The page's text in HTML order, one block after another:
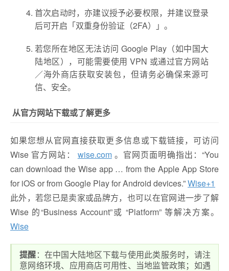
首次启动时，亦建议授予必要权限，并建议登录
后可开启「双重身份验证（2FA）」。
若您所在地区无法访问 Google Play（如中国大
陆地区），可能需要使用 VPN 或通过官方网站
／海外商店获取安装包，但请务必确保来源可
信、安全。
从官方网站下载或了解更多
如果您想从官网直接获取更多信息或下载链接，可访问
Wise 官方网站： wise.com。官网页面明确指出：“You
can download the Wise app … from the Apple App Store
for iOS or from Google Play for Android devices.”Wise+1
此外，若您已是卖家或品牌方，也可以在官网进一步了解
Wise 的“Business Account”或 “Platform” 等解决方案。
Wise
提醒：在中国大陆地区下载与使用此类服务时，请注
意网络环境、应用商店可用性、当地监管政策；如遇